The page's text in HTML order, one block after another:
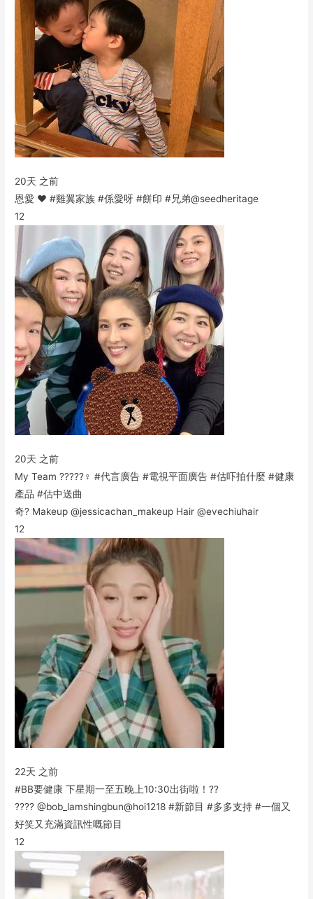
20天 之前
恩愛 ❤️ #雞翼家族 #係愛呀 #餅印 #兄弟@seedheritage
12
20天 之前
My Team ?????‍♀️ #代言廣告 #電視平面廣告 #估吓拍什麼 #健康
產品 #估中送曲
奇? Makeup @jessicachan_makeup Hair @evechiuhair
12
22天 之前
#BB要健康 下星期一至五晚上10:30出街啦！??
???? @bob_lamshingbun@hoi1218 #新節目 #多多支持 #一個又
好笑又充滿資訊性嘅節目
12